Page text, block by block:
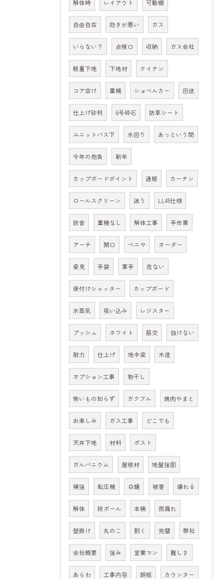
解体時 レイアウト 可動棚
自由自在 効きが悪い ガス
いらない？ 点検口 収納 ガス会社
軽量下地 下地材 ケイテン
コア空け 重機 ショベルカー 回送
仕上げ砂利 6号砕石 防草シート
ユニットバス下 水回り あっという間
今年の抱負 新年
カップボードポイント 通販 カーテン
ロールスクリーン 迷う LL45仕様
防音 重機なし 解体工事 手作業
アーチ 開口 ベニヤ オーダー
姿見 手袋 軍手 危ない
後付けシャッター カップボード
水蒸気 吸い込み レジスター
プッシュ ホワイト 筋交 抜けない
耐力 仕上げ 地中梁 木造
オプション工事 物干し
怖いもの知らず ガクブル 焼肉やまと
お楽しみ ガス工事 どこでも
天井下地 材料 ポスト
ガルバニウム 屋根材 地盤強固
補強 転圧機 白蟻 被害 壊れる
解体 段ボール 本襖 雨漏れ
壁掛け 丸のこ 割く 完璧 弊社
会社概要 強み 営業マン 難しさ
あらわ 工事内容 銅板 カウンター